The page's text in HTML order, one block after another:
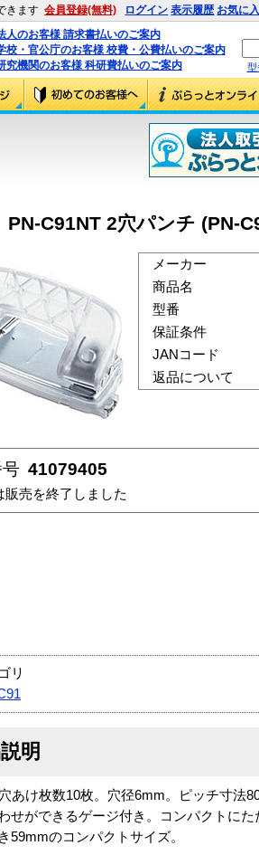
きます 会員登録(無料) ログイン 表示履歴 お気に
人のお客様 請求書払いのご案内
校・官公庁のお客様 校費・公費払いのご案内
究機関のお客様 科研費払いのご案内
型
PN-C91NT 2穴パンチ (PN-
メーカー
商品名
型番
保証条件
JANコード
返品について
41079405
販売を終了しました
リ
明
あけ枚数10枚。穴径6mm。ピッチ寸法
せができるゲージ付き。コンパクトに
59mmのコンパクトサイズ。